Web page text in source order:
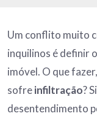
Um conflito muito
inquilinos é definir
imóvel. O que
sofreinfiltração?
desentendimento